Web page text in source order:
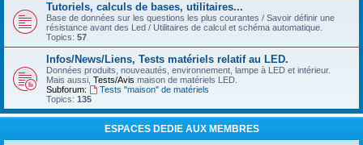
Tutoriels, calculs de bases, utilitaires...
Base de données sur les questions les plus courantes / Savoir définir une
résistance avant des Led / Utilitaires de calcul et schéma automatique.
Topics: 57
Infos/News/Liens, Tests matériels relatif au LED.
Données produits, nouveautés, environnement, lampe à LED et intérieur.
Mais aussi, Tests/Avis maison de matériels LED.
Subforum:
Tests "maison" de matériels
Topics: 135
ESPACES DEDIE AUX MEMBRES